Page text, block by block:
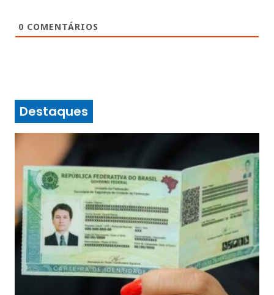
0 COMENTÁRIOS
Destaques